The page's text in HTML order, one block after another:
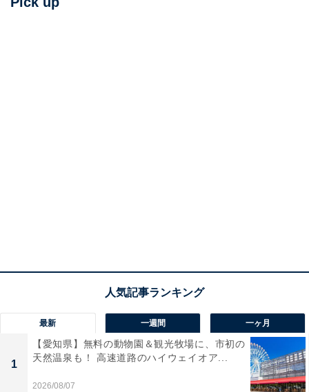
最新 一週間 一ヶ月
1
【愛知県】無料の動物園＆観光牧場に、市初の
天然温泉も！ 高速道路のハイウェイオア...
2026/08/07